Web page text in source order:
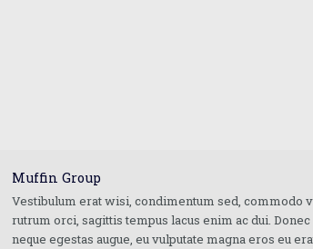
Muffin Group
Vestibulum erat wisi, condimentum sed, commodo
rutrum orci, sagittis tempus lacus enim ac dui.
neque egestas augue, eu vulputate magna eros eu